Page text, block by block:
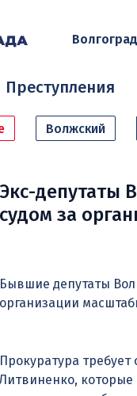
Волгоград
Преступления
Волжский
Экс-депутаты
судом за
Бывшие депутаты
организации
Прокуратура
Литвиненко, которые